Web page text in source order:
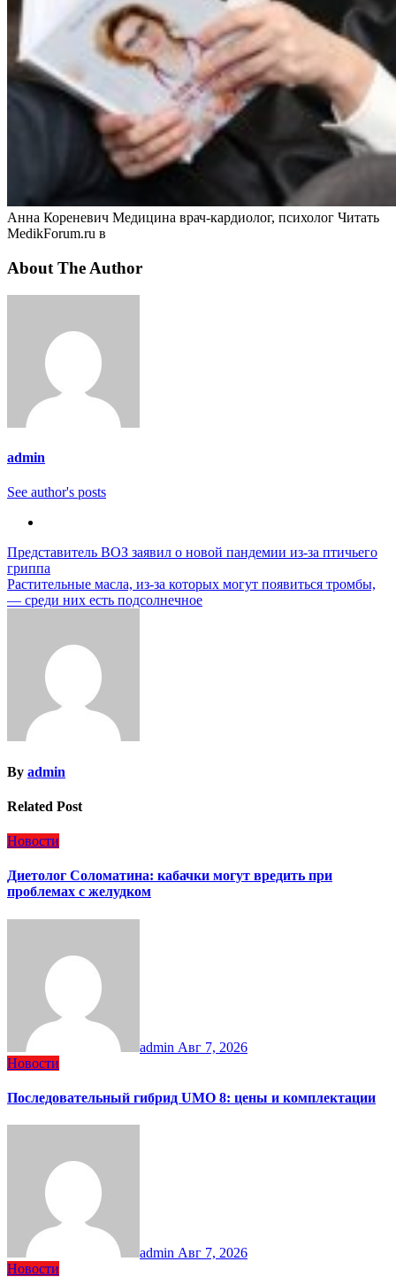
Анна Кореневич Медицина врач-кардиолог, психолог Читать
MedikForum.ru в
About The Author
admin
See author's posts
Навигация
по
записям
Представитель ВОЗ заявил о новой пандемии из-за птичьего
гриппа
Растительные масла, из-за которых могут появиться тромбы,
— среди них есть подсолнечное
By admin
Related Post
Новости
Диетолог Соломатина: кабачки могут вредить при
проблемах с желудком
admin Авг 7, 2026
Новости
Последовательный гибрид UMO 8: цены и комплектации
admin Авг 7, 2026
Новости